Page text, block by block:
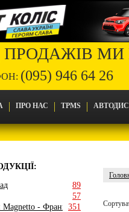
ПРОДАЖІВ
(095) 946 64 26
ПРО НАС TPMS
89
57
Magnetto - Франция351